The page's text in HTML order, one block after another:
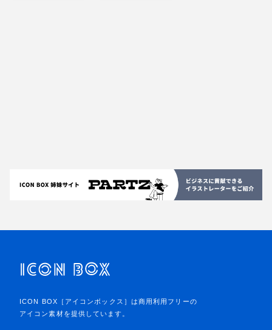
ICON BOX［アイコンボックス］は商用利用フリーの
アイコン素材を提供しています。